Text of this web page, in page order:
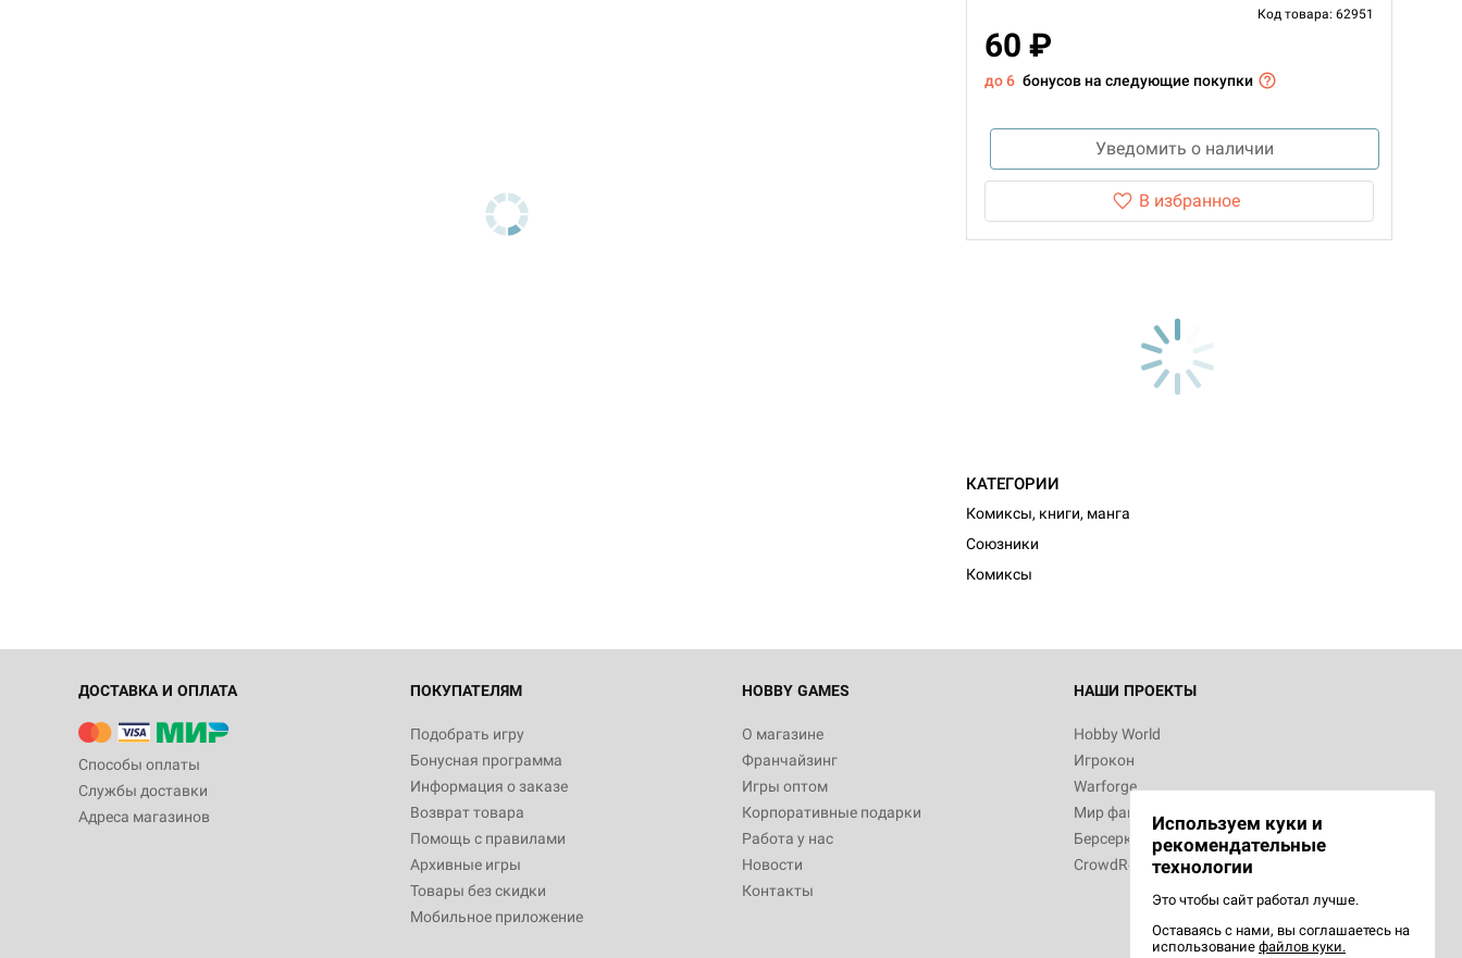
Код товара: 62951
60 ₽
до 6 бонусов на следующие покупки
Уведомить о наличии
В избранное
КАТЕГОРИИ
Комиксы, книги, манга
Союзники
Комиксы
ДОСТАВКА И ОПЛАТА
Способы оплаты
Службы доставки
Адреса магазинов
ПОКУПАТЕЛЯМ
Подобрать игру
Бонусная программа
Информация о заказе
Возврат товара
Помощь с правилами
Архивные игры
Товары без скидки
Мобильное приложение
HOBBY GAMES
О магазине
Франчайзинг
Игры оптом
Корпоративные подарки
Работа у нас
Новости
Контакты
НАШИ ПРОЕКТЫ
Hobby World
Игрокон
Warforge
Мир фантастики
Берсерк
CrowdRepublic
Используем куки и
рекомендательные
технологии
Это чтобы сайт работал лучше.
Оставаясь с нами, вы соглашаетесь на
использование файлов куки.